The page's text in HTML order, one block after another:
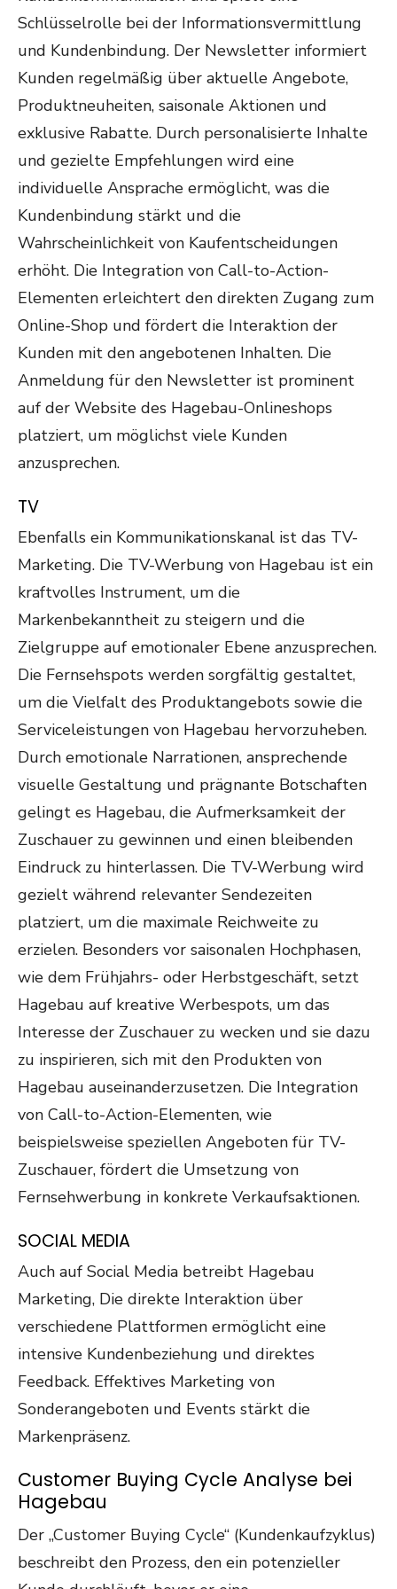
Schlüsselrolle bei der Informationsvermittlung
und Kundenbindung. Der Newsletter informiert
Kunden regelmäßig über aktuelle Angebote,
Produktneuheiten, saisonale Aktionen und
exklusive Rabatte. Durch personalisierte Inhalte
und gezielte Empfehlungen wird eine
individuelle Ansprache ermöglicht, was die
Kundenbindung stärkt und die
Wahrscheinlichkeit von Kaufentscheidungen
erhöht. Die Integration von Call-to-Action-
Elementen erleichtert den direkten Zugang zum
Online-Shop und fördert die Interaktion der
Kunden mit den angebotenen Inhalten. Die
Anmeldung für den Newsletter ist prominent
auf der Website des Hagebau-Onlineshops
platziert, um möglichst viele Kunden
anzusprechen.
TV
Ebenfalls ein Kommunikationskanal ist das TV-
Marketing. Die TV-Werbung von Hagebau ist ein
kraftvolles Instrument, um die
Markenbekanntheit zu steigern und die
Zielgruppe auf emotionaler Ebene anzusprechen.
Die Fernsehspots werden sorgfältig gestaltet,
um die Vielfalt des Produktangebots sowie die
Serviceleistungen von Hagebau hervorzuheben.
Durch emotionale Narrationen, ansprechende
visuelle Gestaltung und prägnante Botschaften
gelingt es Hagebau, die Aufmerksamkeit der
Zuschauer zu gewinnen und einen bleibenden
Eindruck zu hinterlassen. Die TV-Werbung wird
gezielt während relevanter Sendezeiten
platziert, um die maximale Reichweite zu
erzielen. Besonders vor saisonalen Hochphasen,
wie dem Frühjahrs- oder Herbstgeschäft, setzt
Hagebau auf kreative Werbespots, um das
Interesse der Zuschauer zu wecken und sie dazu
zu inspirieren, sich mit den Produkten von
Hagebau auseinanderzusetzen. Die Integration
von Call-to-Action-Elementen, wie
beispielsweise speziellen Angeboten für TV-
Zuschauer, fördert die Umsetzung von
Fernsehwerbung in konkrete Verkaufsaktionen.
SOCIAL MEDIA
Auch auf Social Media betreibt Hagebau
Marketing, Die direkte Interaktion über
verschiedene Plattformen ermöglicht eine
intensive Kundenbeziehung und direktes
Feedback. Effektives Marketing von
Sonderangeboten und Events stärkt die
Markenpräsenz.
Customer Buying Cycle Analyse bei
Hagebau
Der „Customer Buying Cycle“ (Kundenkaufzyklus)
beschreibt den Prozess, den ein potenzieller